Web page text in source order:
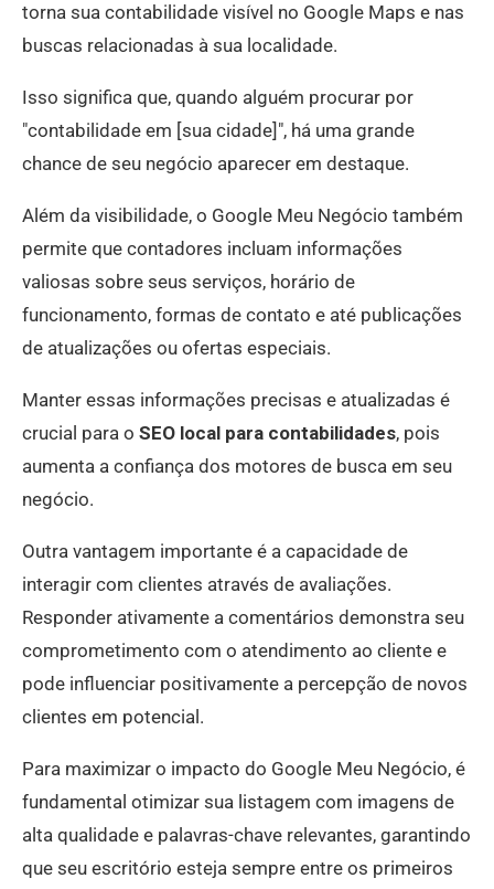
torna sua contabilidade visível no Google Maps e nas
buscas relacionadas à sua localidade.
Isso significa que, quando alguém procurar por
"contabilidade em [sua cidade]", há uma grande
chance de seu negócio aparecer em destaque.
Além da visibilidade, o Google Meu Negócio também
permite que contadores incluam informações
valiosas sobre seus serviços, horário de
funcionamento, formas de contato e até publicações
de atualizações ou ofertas especiais.
Manter essas informações precisas e atualizadas é
crucial para o SEO local para contabilidades, pois
aumenta a confiança dos motores de busca em seu
negócio.
Outra vantagem importante é a capacidade de
interagir com clientes através de avaliações.
Responder ativamente a comentários demonstra seu
comprometimento com o atendimento ao cliente e
pode influenciar positivamente a percepção de novos
clientes em potencial.
Para maximizar o impacto do Google Meu Negócio, é
fundamental otimizar sua listagem com imagens de
alta qualidade e palavras-chave relevantes, garantindo
que seu escritório esteja sempre entre os primeiros